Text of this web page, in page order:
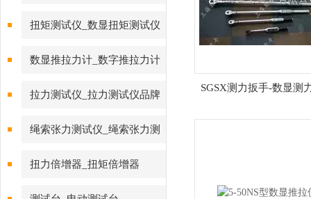
扭矩测试仪_数显扭矩测试仪
数显推拉力计_数字推拉力计
拉力测试仪_拉力测试仪品牌
绳索张力测试仪_绳索张力测
试仪
扭力倍增器_扭矩倍增器
SGSX测力扳手-数显测